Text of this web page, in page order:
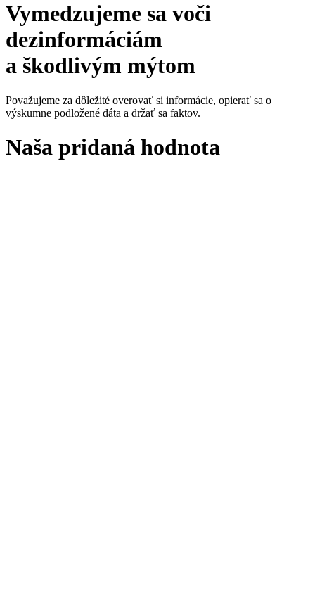
Vymedzujeme sa voči
dezinformáciám
a škodlivým mýtom
Považujeme za dôležité overovať si informácie, opierať sa o
výskumne podložené dáta a držať sa faktov.
Naša pridaná hodnota